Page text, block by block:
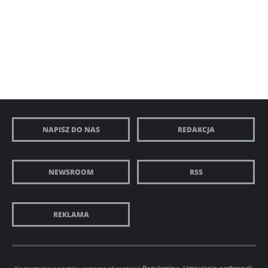
NAPISZ DO NAS REDAKCJA
NEWSROOM RSS
REKLAMA